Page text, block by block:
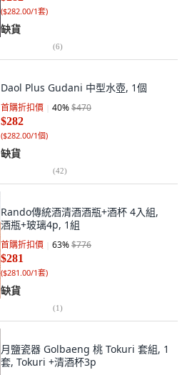
($282.00/1套)
缺貨
(6)
Daol Plus Gudani 中型水壺, 1個
首購折扣價 40%$470
$282
($282.00/1個)
缺貨
(42)
Rando傳統酒清酒酒瓶+酒杯 4入組,
酒瓶+玻璃4p, 1組
首購折扣價 63%$776
$281
($281.00/1套)
缺貨
(1)
月鹽瓷器 Golbaeng 桃 Tokuri 套組, 1
套, Tokuri +清酒杯3p